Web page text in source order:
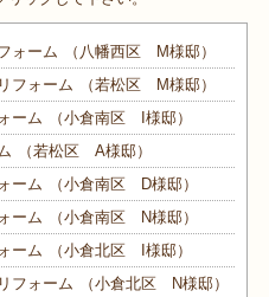
ォーム
（八幡西区 M様邸）
リフォーム
（若松区 M様邸）
ーム
（小倉南区 I様邸）
（若松区 A様邸）
ーム
（小倉南区 D様邸）
ーム
（小倉南区 N様邸）
ーム
（小倉北区 I様邸）
リフォーム
（小倉北区 N様邸）